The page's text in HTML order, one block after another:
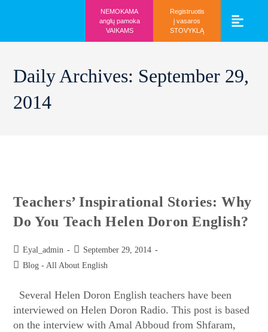
NEMOKAMA
anglų pamoka
VAIKAMS
Registruotis
į vasaros
STOVYKLĄ
Daily Archives: September 29,
2014
Teachers’ Inspirational Stories: Why
Do You Teach Helen Doron English?
Eyal_admin
September 29, 2014
Blog - All About English
Several Helen Doron English teachers have been
interviewed on Helen Doron Radio. This post is based
on the interview with Amal Abboud from Shfaram,